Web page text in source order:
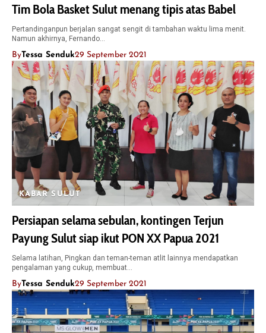
Tim Bola Basket Sulut menang tipis atas Babel
Pertandinganpun berjalan sangat sengit di tambahan waktu lima menit.
Namun akhirnya, Fernando…
ByTessa Senduk29 September 2021
KABAR SULUT
Persiapan selama sebulan, kontingen Terjun
Payung Sulut siap ikut PON XX Papua 2021
Selama latihan, Pingkan dan teman-teman atlit lainnya mendapatkan
pengalaman yang cukup, membuat…
ByTessa Senduk29 September 2021